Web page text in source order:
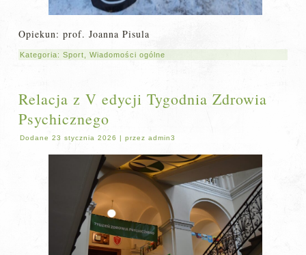
Opiekun: prof. Joanna Pisula
Kategoria:Sport ,Wiadomości ogólne
Relacja z V edycji Tygodnia Zdrowia
Psychicznego
Dodane 23 stycznia 2026 |przez admin3